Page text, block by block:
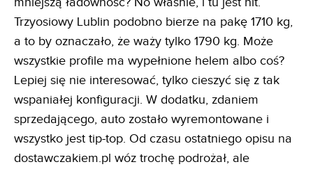
Trzyosiowy Lublin podobno bierze na pakę 1710 kg,
a to by oznaczało, że waży tylko 1790 kg. Może
wszystkie profile ma wypełnione helem albo coś?
Lepiej się nie interesować, tylko cieszyć się z tak
wspaniałej konfiguracji. W dodatku, zdaniem
sprzedającego, auto zostało wyremontowane i
wszystko jest tip-top. Od czasu ostatniego opisu na
dostawczakiem.pl wóz trochę podrożał, ale